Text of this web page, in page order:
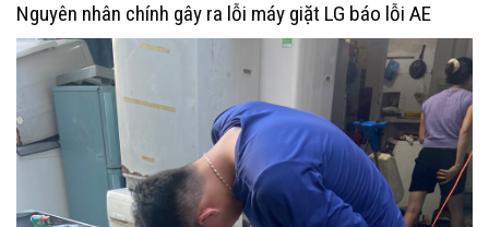
Nguyên nhân chính gây ra lỗi máy giặt LG báo lỗi AE